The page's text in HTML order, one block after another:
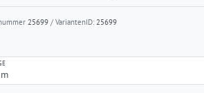
25699 / VariantenID: 25699